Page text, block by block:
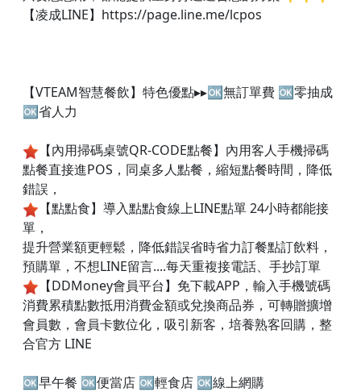
【凌成LINE】https://page.line.me/lcpos
【VTEAM智慧餐飲】特色優點▸▸🆗無訂單費 🆗零抽成
🆗省人力
【內用掃碼桌號QR-CODE點餐】內用客人手機掃碼
點餐直接進POS，同桌多人點餐，縮短點餐時間，降低
錯誤，
【點點食】導入點點食線上LINE點單 24小時都能接
單，
提升營業額更輕鬆，降低錯誤省時省力訂餐點訂飲料，
預購單，不想LINE留言....每天重複接電話、手抄訂單
【DDMoney會員平台】免下載APP，輸入手機號碼
消費累積點數抵用消費金額或兌換商品券，可轉贈擴增
會員數，會員卡數位化，吸引新客，培養熟客回購，整
合官方 LINE
🆗早午餐 🆗便當店 🆗輕食店 🆗線上網購